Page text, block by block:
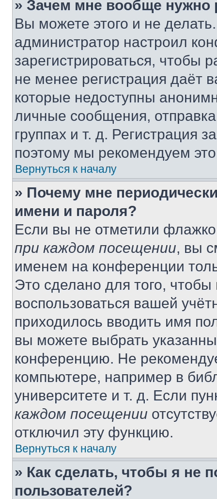
» Зачем мне вообще нужно
Вы можете этого и не
администратор настроил
зарегистрироваться, чтобы
не менее регистрация даёт
которые недоступны
личные сообщения,
группах и т. д. Регистрация
поэтому мы рекомендуем
Вернуться к началу
» Почему мне
имени и пароля?
Если вы не отметили
при каждом посещении, вы
именем на конференции
Это сделано для того, чтобы
воспользоваться вашей
приходилось вводить имя
вы можете выбрать
конференцию. Не
компьютере, например в
университете и т. д. Если
каждом посещении
отключил эту функцию.
Вернуться к началу
» Как сделать, чтобы я не
пользователей?